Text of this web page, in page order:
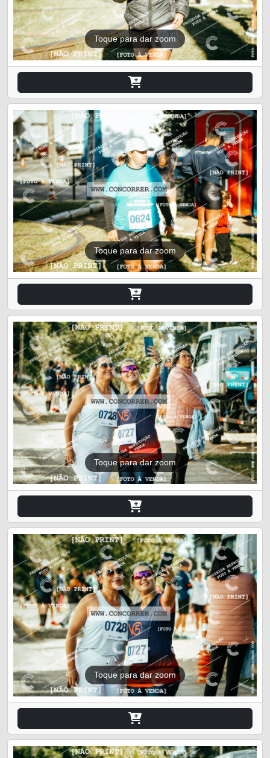
Toque para dar zoom
Toque para dar zoom
Toque para dar zoom
Toque para dar zoom